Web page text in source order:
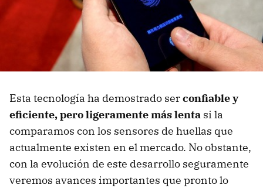
Esta tecnología ha demostrado serconfiable y
eficiente, pero ligeramente más lenta si la
comparamos con los sensores de huellas que
actualmente existen en el mercado. No obstante,
con la evolución de este desarrollo seguramente
veremos avances importantes que pronto lo